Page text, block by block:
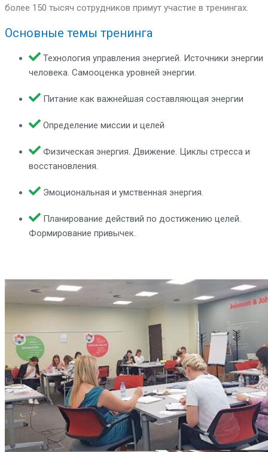
более 150 тысяч сотрудников примут участие в тренингах.
Основные темы тренинга
Технология управления энергией. Источники энергии
человека. Самооценка уровней энергии.
Питание как важнейшая составляющая энергии
Определение миссии и целей
Физическая энергия. Движение. Циклы стресса и
восстановления.
Эмоциональная и умственная энергия.
Планирование действий по достижению целей.
Формирование привычек.